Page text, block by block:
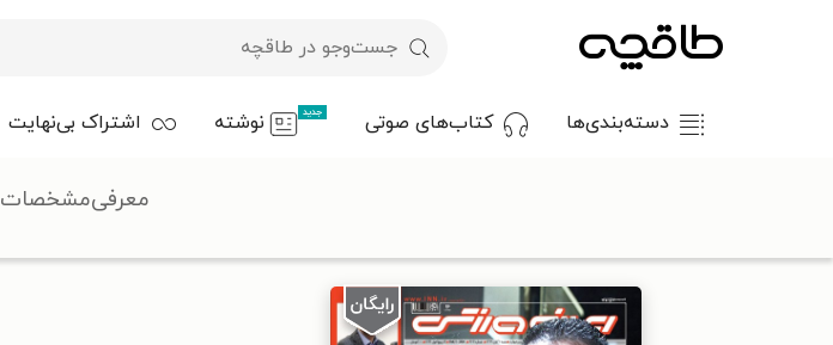
دسته‌بندی‌ها کتاب‌های صوتی جدید نوشته اشتراک بی‌نهایت
معرفیمشخصات